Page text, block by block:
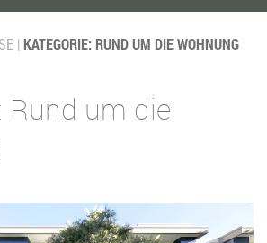
KATEGORIE: RUND UM DIE WOHNUNG
Rund um die